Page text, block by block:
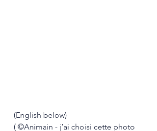
(English below)
( ©Animain - j’ai choisi cette photo